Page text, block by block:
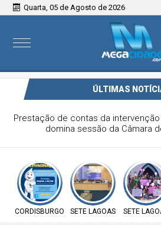
Quarta, 05 de Agosto de 2026
ÚLTIMAS
Prefeitura de Cordisburgo inicia
Multivacinação para crianças
CORDISBURGO SETE LAGOAS SETE